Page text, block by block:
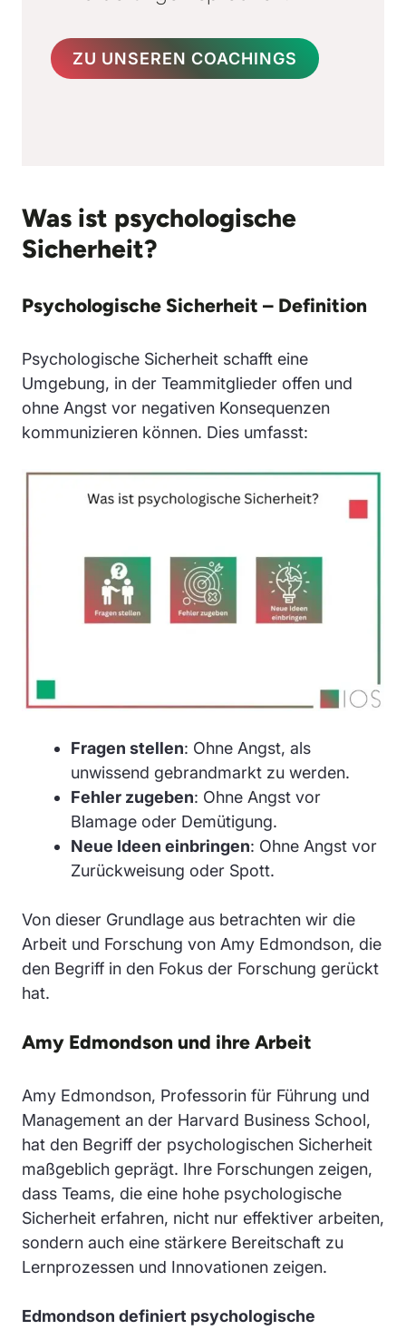
ZU UNSEREN COACHINGS
Was ist psychologische
Sicherheit?
Psychologische Sicherheit – Definition
Psychologische Sicherheit schafft eine
Umgebung, in der Teammitglieder offen und
ohne Angst vor negativen Konsequenzen
kommunizieren können. Dies umfasst:
Fragen stellen: Ohne Angst, als
unwissend gebrandmarkt zu werden.
Fehler zugeben: Ohne Angst vor
Blamage oder Demütigung.
Neue Ideen einbringen: Ohne Angst vor
Zurückweisung oder Spott.
Von dieser Grundlage aus betrachten wir die
Arbeit und Forschung von Amy Edmondson, die
den Begriff in den Fokus der Forschung gerückt
hat.
Amy Edmondson und ihre Arbeit
Amy Edmondson, Professorin für Führung und
Management an der Harvard Business School,
hat den Begriff der psychologischen Sicherheit
maßgeblich geprägt. Ihre Forschungen zeigen,
dass Teams, die eine hohe psychologische
Sicherheit erfahren, nicht nur effektiver arbeiten,
sondern auch eine stärkere Bereitschaft zu
Lernprozessen und Innovationen zeigen.
Edmondson definiert psychologische